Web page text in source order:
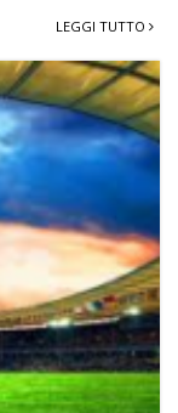
LEGGI TUTTO